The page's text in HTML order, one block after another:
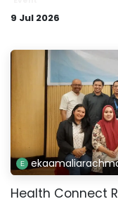
9 Jul 2026
Health Connect